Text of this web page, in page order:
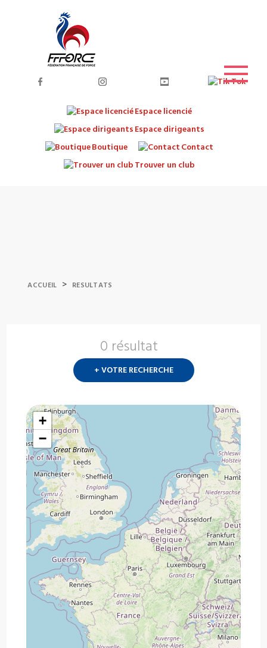
Espace licencié
Espace dirigeants
Boutique
Contact
Trouver un club
ACCUEIL > RESULTATS
0 résultat
+ VOTRE RECHERCHE
+
−